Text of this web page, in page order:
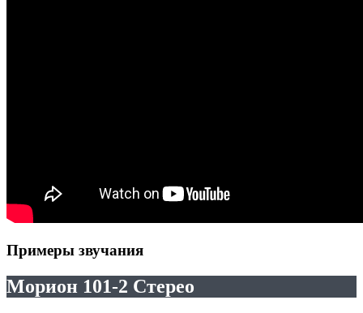
Примеры звучания
Морион 101-2 Стерео